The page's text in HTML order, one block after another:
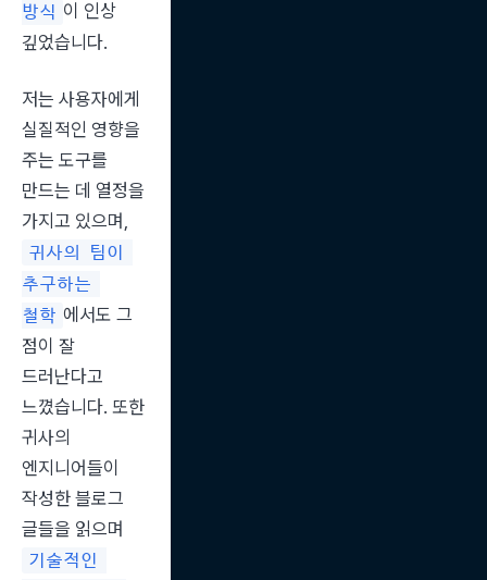
방식 이 인상
깊었습니다.
저는 사용자에게
실질적인 영향을
주는 도구를
만드는 데 열정을
귀사의 팀이
추구하는
철학 에서도 그
점이 잘
드러난다고
느꼈습니다. 또한
귀사의
엔지니어들이
작성한 블로그
기술적인